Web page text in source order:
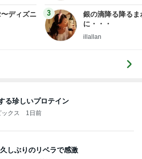
ディズニ
3
銀の滴降る降るま
に・・・
illallan
る珍しいプロテイン
クス 1日前
しぶりのリベラで感激